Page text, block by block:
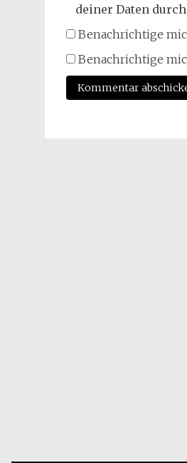
deiner Daten
Benachrichtige
Benachrichtige